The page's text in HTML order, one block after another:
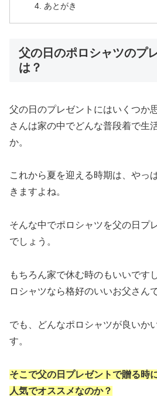
あとがき
父の日のポロシャツのプ
は？
父の日のプレゼントにはいくつか
さんは家の中でどんな普段着で生
か。
これから夏を迎える時期は、やっ
きますよね。
そんな中でポロシャツを父の日プ
でしょう。
もちろん家で休む時のもいいです
ロシャツなら格好のいいお父さん
でも、どんなポロシャツが良いか
す。
そこで父の日プレゼントで贈る時
人気でオススメなのか？